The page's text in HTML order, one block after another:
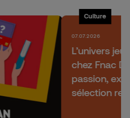
L’univers
chez Fnac
passion,
sélection
Culture
07.07.2026